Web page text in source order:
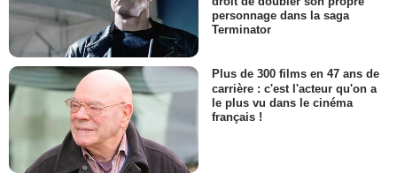
personnage dans la saga
Terminator
Plus de 300 films en 47 ans de
carrière : c'est l'acteur qu'on a
le plus vu dans le cinéma
français !